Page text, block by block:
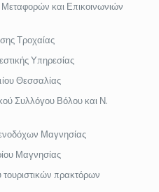
και Επικοινωνιών
Τροχαίας
Υπηρεσίας
Θεσσαλίας
Συλλόγου Βόλου και Ν.
Μαγνησίας
Μαγνησίας
πρακτόρων